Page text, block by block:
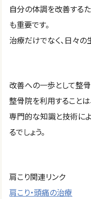
自分の体調を改善する
も重要です。
治療だけでなく、日々の
改善への一歩として整
整骨院を利用することは
専門的な知識と技術に
るでしょう。
肩こり関連リンク
肩こり・頭痛の治療